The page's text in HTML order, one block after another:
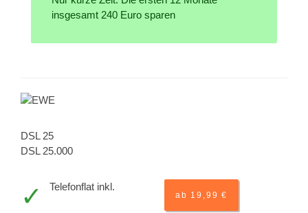
insgesamt 240 Euro sparen
DSL 25
DSL 25.000
Telefonflat inkl.
ab 19,99 €